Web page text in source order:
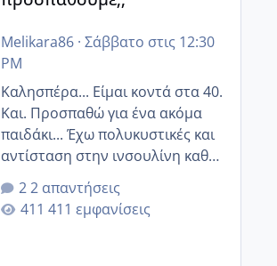
Melikara86· Σάββατο στις 12:30
PM
Καλησπέρα... Είμαι κοντά στα 40.
Και. Προσπαθώ για ένα ακόμα
παιδάκι... Έχω πολυκυστικές και
αντίσταση στην ινσουλίνη καθώς
και χάσιμοτο! Έχω λίγα κιλά
παραπάνω και όσο κ αν
προσπαθώ δεν χάνω εύκολα!
2 απαντήσεις
411 εμφανίσεις